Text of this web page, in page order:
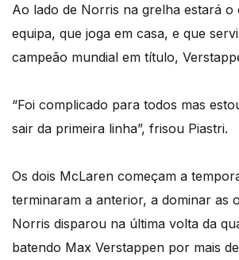
Ao lado de Norris na grelha estará o
equipa, que joga em casa, e que
campeão mundial em título,
“Foi complicado para todos mas
sair da primeira linha”, frisou Piastri.
Os dois McLaren começam a
terminaram a anterior, a dominar as
Norris disparou na última volta da
batendo Max Verstappen por mais